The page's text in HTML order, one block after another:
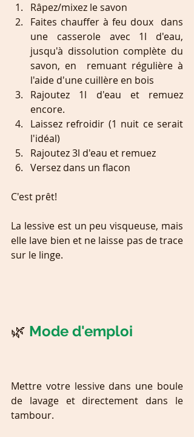
Râpez/mixez le savon
Faites chauffer à feu doux  dans
une casserole avec 1l d'eau,
jusqu'à dissolution complète du
savon, en  remuant régulière à
l'aide d'une cuillère en bois
Rajoutez 1l d'eau et remuez
encore.
Laissez refroidir (1 nuit ce serait
l'idéal)
Rajoutez 3l d'eau et remuez
Versez dans un flacon
C'est prêt!
La lessive est un peu visqueuse, mais
elle lave bien et ne laisse pas de trace
sur le linge.
🌿 Mode d'emploi
Mettre votre lessive dans une boule
de lavage et directement dans le
tambour.